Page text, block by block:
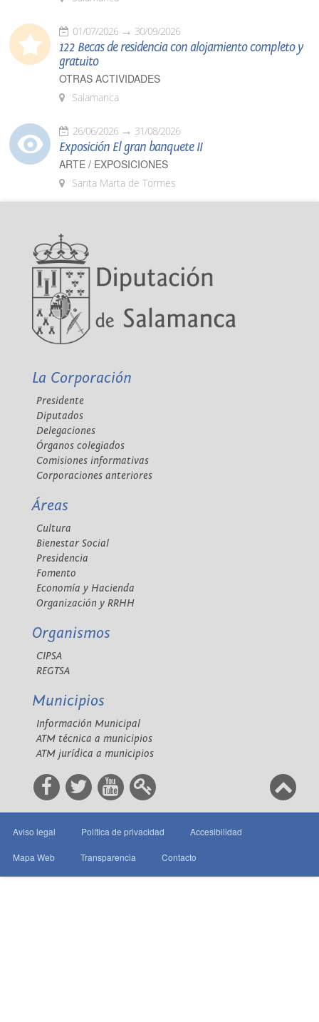
01/07/2026 30/09/2026
122 Becas de residencia con alojamiento completo y
gratuito
OTRAS ACTIVIDADES
Salamanca
26/06/2026 31/08/2026
Exposición El gran banquete II
ARTE / EXPOSICIONES
Santa Marta de Tormes
La Corporación
Presidente
Diputados
Delegaciones
Órganos colegiados
Comisiones informativas
Corporaciones anteriores
Áreas
Cultura
Bienestar Social
Presidencia
Fomento
Economía y Hacienda
Organización y RRHH
Organismos
CIPSA
REGTSA
Municipios
Información Municipal
ATM técnica a municipios
ATM jurídica a municipios
Aviso legal Política de privacidad Accesibilidad
Mapa Web Transparencia Contacto